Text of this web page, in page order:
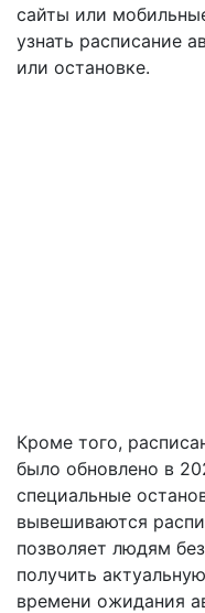
сайты или
узнать расписание
или остановке.
Кроме того,
было обновлено в
специальные
вывешиваются
позволяет людям
получить
времени ожидания